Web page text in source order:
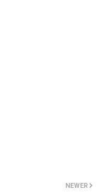
NEWER